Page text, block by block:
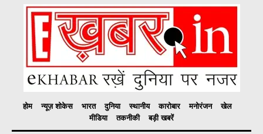
होम न्यूज़ शोकेस भारत दुनिया स्थानीय कारोबार मनोरंजन
खेल
मीडिया
तकनीकी बड़ी खबरें